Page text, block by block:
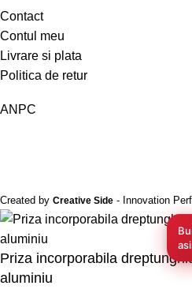
Contact
Contul meu
Livrare si plata
Politica de retur
ANPC
Created by Creative Side - Innovation
Priza incorporabila
aluminiu